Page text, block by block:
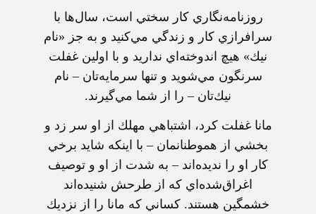
روزنامه‌نگاري‌ كار سختي‌ است‌، سال‌ها با
سرافرازي‌ كار و زندگي‌ مي‌كنيد و به‌ جز «نام‌
نيك» هيچ‌ اندوخته‌اي‌ نداريد و با اولين‌ غفلت‌
سرنگون‌ مي‌شويد و تنها سرمايه‌تان‌ – نام‌
نيك‌تان‌ – را از شما مي‌گيرند.
مانا غفلت‌ كرد، اشتباهي‌ مهلك‌ از او سر زد و
بخشي‌ از هموطنانمان‌ – با اينكه‌ شايد برخي‌
كار او را نديده‌اند – به‌ شدت‌ از او و توصيف‌
اغراق‌شده‌اي‌ كه‌ از طرحش‌ شنيده‌اند
خشمگين‌ هستند. كساني‌ كه‌ مانا را از نزديك‌